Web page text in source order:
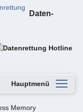
Daten-
Hauptmenü
Memory